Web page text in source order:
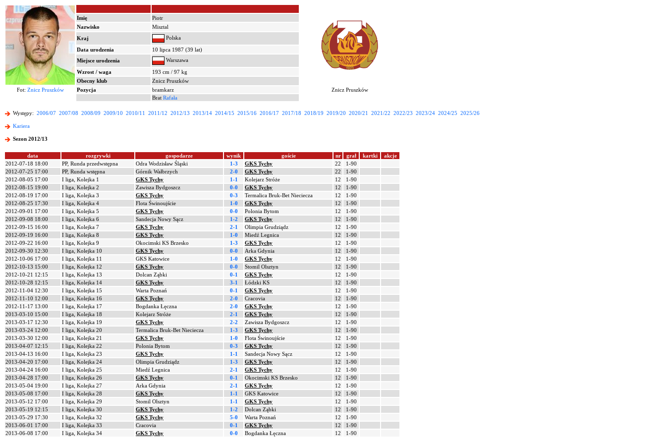
Imię
Piotr
Nazwisko
Misztal
Kraj
Polska
Data urodzenia
10 lipca 1987 (39 lat)
Miejsce urodzenia
Warszawa
Wzrost / waga
193 cm / 97 kg
Obecny klub
Znicz Pruszków
Fot: Znicz Pruszków Pozycja bramkarz
Znicz Pruszków
Brat Rafała
Występy: 2006/07 2007/08 2008/09 2009/10 2010/11 2011/12 2012/13 2013/14 2014/15 2015/16 2016/17 2017/18 2018/19 2019/20 2020/21 2021/22 2022/23 2023/24 2024/25 2025/26
Kariera
Sezon 2012/13
data rozgrywki gospodarze wynik goście nr grał kartki
akcje
2012-07-18 18:00
PP, Runda przedwstępna Odra Wodzisław Śląski 1-3 GKS Tychy 22
1-90
2012-07-25 17:00
PP, Runda wstępna Górnik Wałbrzych 2-0 GKS Tychy 22
1-90
2012-08-05 17:00
I liga, Kolejka 1 GKS Tychy 1-1 Kolejarz Stróże 12
1-90
2012-08-15 19:00
I liga, Kolejka 2 Zawisza Bydgoszcz 0-0 GKS Tychy 12
1-90
2012-08-19 17:00
I liga, Kolejka 3 GKS Tychy 0-3 Termalica Bruk-Bet Nieciecza 12
1-90
2012-08-25 17:30
I liga, Kolejka 4 Flota Świnoujście 1-0 GKS Tychy 12
1-90
2012-09-01 17:00
I liga, Kolejka 5 GKS Tychy 0-0 Polonia Bytom 12
1-90
2012-09-08 18:00
I liga, Kolejka 6 Sandecja Nowy Sącz 1-2 GKS Tychy 12
1-90
2012-09-15 16:00
I liga, Kolejka 7 GKS Tychy 2-1 Olimpia Grudziądz 12
1-90
2012-09-19 16:00
I liga, Kolejka 8 GKS Tychy 1-0 Miedź Legnica 12
1-90
2012-09-22 16:00
I liga, Kolejka 9 Okocimski KS Brzesko 1-3 GKS Tychy 12
1-90
2012-09-30 12:30
I liga, Kolejka 10 GKS Tychy 0-0 Arka Gdynia 12
1-90
2012-10-06 17:00
I liga, Kolejka 11 GKS Katowice 1-0 GKS Tychy 12
1-90
2012-10-13 15:00
I liga, Kolejka 12 GKS Tychy 0-0 Stomil Olsztyn 12
1-90
2012-10-21 12:15
I liga, Kolejka 13 Dolcan Ząbki 0-1 GKS Tychy 12
1-90
2012-10-28 12:15
I liga, Kolejka 14 GKS Tychy 3-1 Łódzki KS 12
1-90
2012-11-04 12:30
I liga, Kolejka 15 Warta Poznań 0-1 GKS Tychy 12
1-90
2012-11-10 12:00
I liga, Kolejka 16 GKS Tychy 2-0 Cracovia 12
1-90
2012-11-17 13:00
I liga, Kolejka 17 Bogdanka Łęczna 2-0 GKS Tychy 12
1-90
2013-03-10 15:00
I liga, Kolejka 18 Kolejarz Stróże 2-1 GKS Tychy 12
1-90
2013-03-17 12:30
I liga, Kolejka 19 GKS Tychy 2-2 Zawisza Bydgoszcz 12
1-90
2013-03-24 12:00
I liga, Kolejka 20 Termalica Bruk-Bet Nieciecza 1-3 GKS Tychy 12
1-90
2013-03-30 12:00
I liga, Kolejka 21 GKS Tychy 1-0 Flota Świnoujście 12
1-90
2013-04-07 12:15
I liga, Kolejka 22 Polonia Bytom 0-3 GKS Tychy 12
1-90
2013-04-13 16:00
I liga, Kolejka 23 GKS Tychy 1-1 Sandecja Nowy Sącz 12
1-90
2013-04-20 17:00
I liga, Kolejka 24 Olimpia Grudziądz 1-3 GKS Tychy 12
1-90
2013-04-24 16:00
I liga, Kolejka 25 Miedź Legnica 2-1 GKS Tychy 12
1-90
2013-04-28 17:00
I liga, Kolejka 26 GKS Tychy 0-1 Okocimski KS Brzesko 12
1-90
2013-05-04 19:00
I liga, Kolejka 27 Arka Gdynia 2-1 GKS Tychy 12
1-90
2013-05-08 17:00
I liga, Kolejka 28 GKS Tychy 1-1 GKS Katowice 12
1-90
2013-05-12 17:00
I liga, Kolejka 29 Stomil Olsztyn 1-1 GKS Tychy 12
1-90
2013-05-19 12:15
I liga, Kolejka 30 GKS Tychy 1-2 Dolcan Ząbki 12
1-90
2013-05-29 17:30
I liga, Kolejka 32 GKS Tychy 5-0 Warta Poznań 12
1-90
2013-06-01 17:00
I liga, Kolejka 33 Cracovia 0-1 GKS Tychy 12
1-90
2013-06-08 17:00
I liga, Kolejka 34 GKS Tychy 0-0 Bogdanka Łęczna 12 1-90